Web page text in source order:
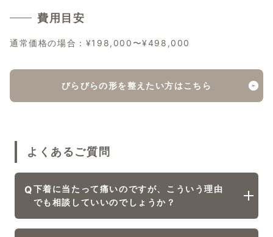
費用目安
通常価格の場合：¥198,000〜¥498,000
びらびらの形を整えたい方はこちら
よくあるご質問
Q下着に当たって痛いのですが、こういう理由
でも相談していいのでしょうか？